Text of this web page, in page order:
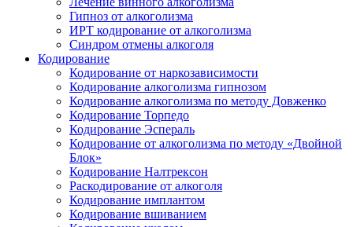
Гипноз от алкоголизма
ИРТ кодирование от алкоголизма
Синдром отмены алкоголя
Кодирование
Кодирование от наркозависимости
Кодирование алкоголизма гипнозом
Кодирование алкоголизма по методу Довженко
Кодирование Торпедо
Кодирование Эспераль
Кодирование от алкоголизма по методу «Двойной
Блок»
Кодирование Налтрексон
Раскодирование от алкоголя
Кодирование имплантом
Кодирование вшиванием